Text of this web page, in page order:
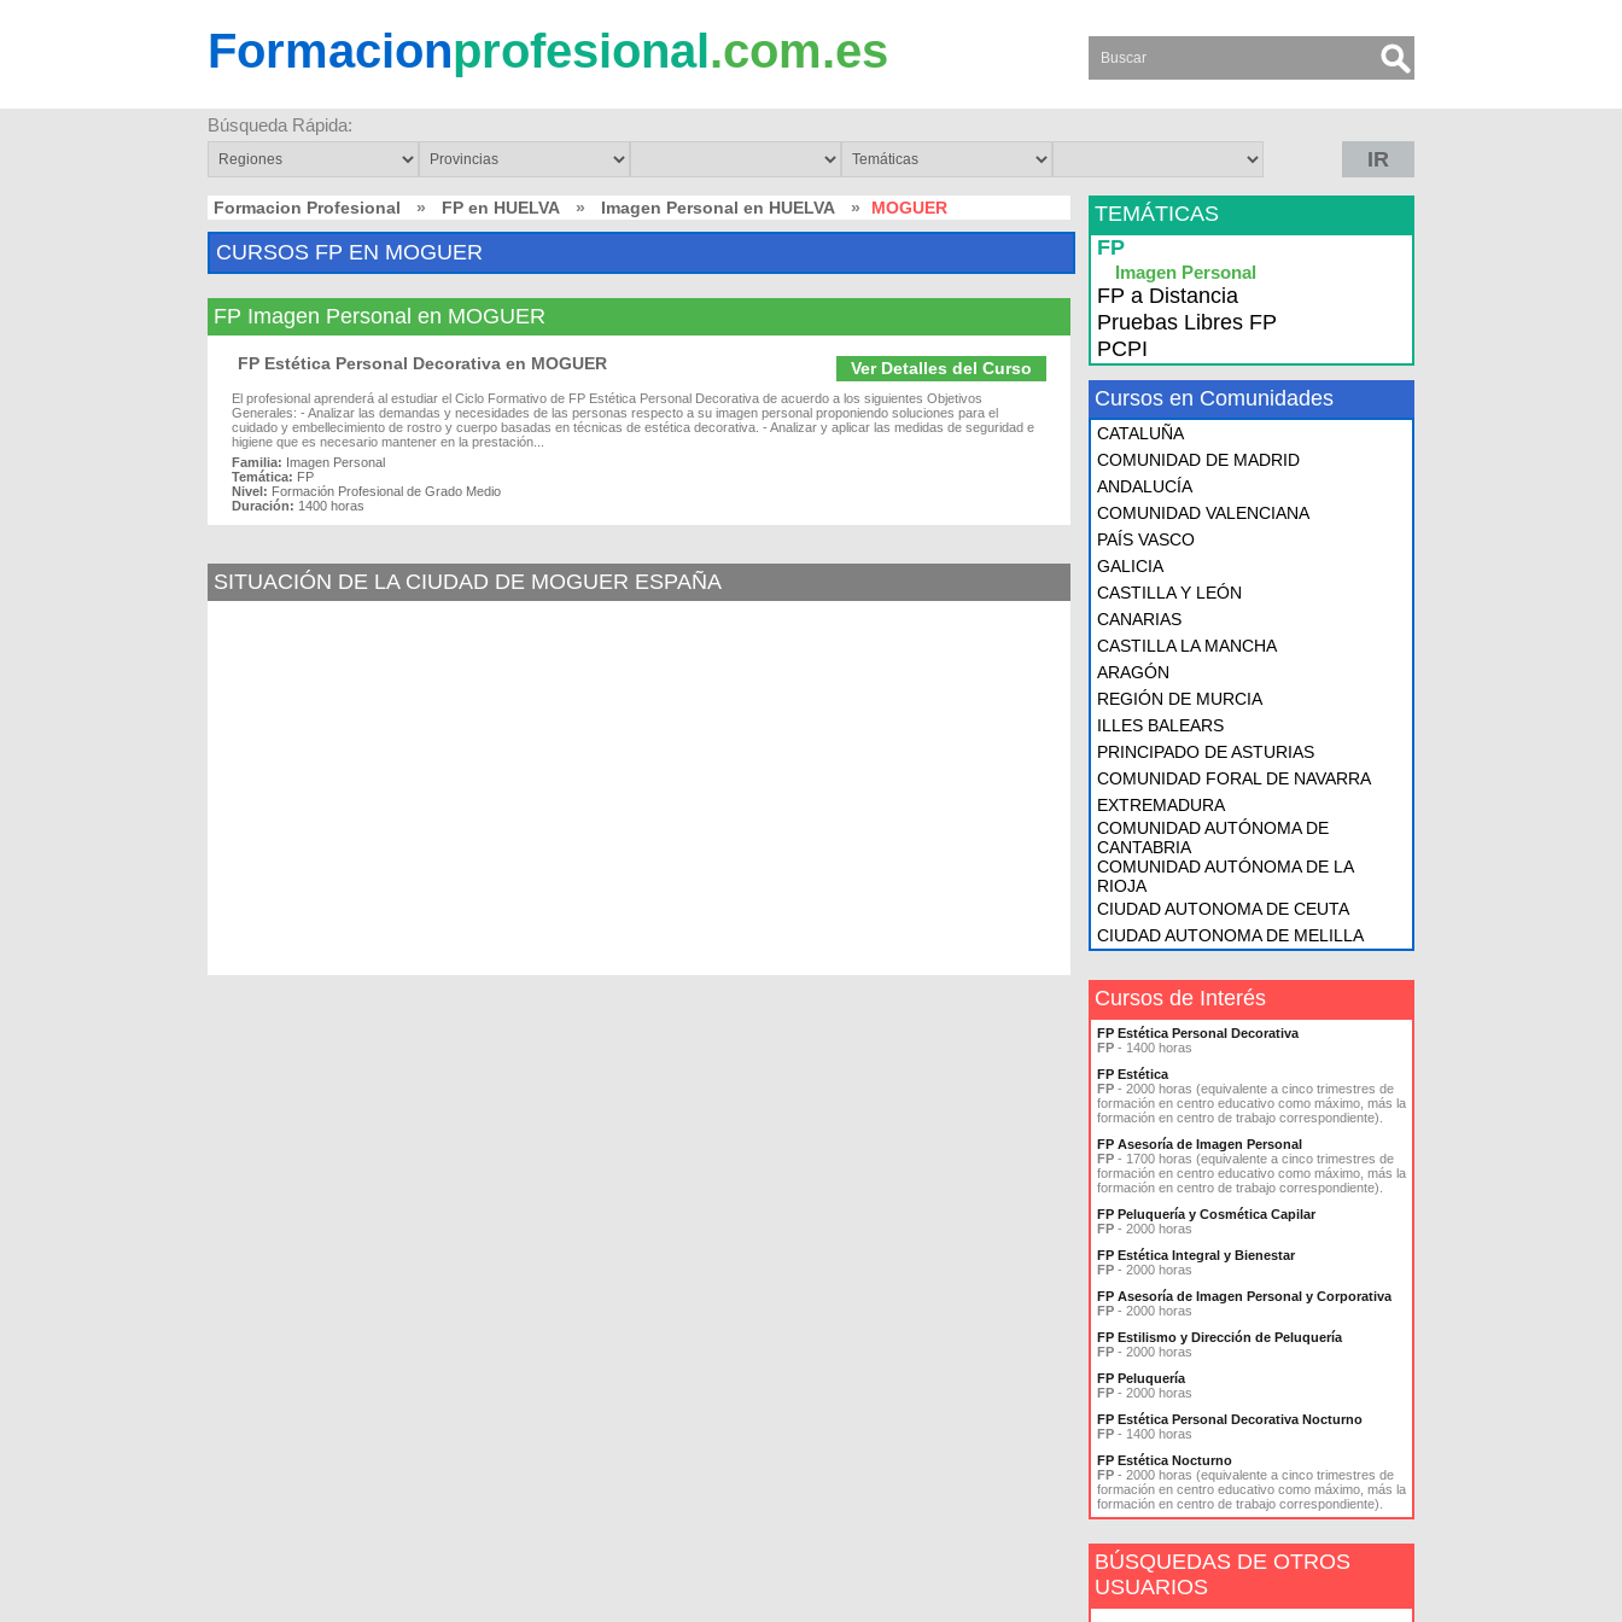
Formacionprofesional.com.es
Búsqueda Rápida:
IR
Formacion Profesional » FP en HUELVA » Imagen Personal en HUELVA » MOGUER
CURSOS FP EN MOGUER
FP Imagen Personal en MOGUER
Ver Detalles del Curso
FP Estética Personal Decorativa en MOGUER
El profesional aprenderá al estudiar el Ciclo Formativo de FP Estética Personal Decorativa de acuerdo a los siguientes Objetivos
Generales: - Analizar las demandas y necesidades de las personas respecto a su imagen personal proponiendo soluciones para el
cuidado y embellecimiento de rostro y cuerpo basadas en técnicas de estética decorativa. - Analizar y aplicar las medidas de seguridad e
higiene que es necesario mantener en la prestación...
Familia: Imagen Personal
Temática: FP
Nivel: Formación Profesional de Grado Medio
Duración: 1400 horas
SITUACIÓN DE LA CIUDAD DE MOGUER ESPAÑA
TEMÁTICAS
FP
Imagen Personal
FP a Distancia
Pruebas Libres FP
PCPI
Cursos en Comunidades
CATALUÑA
COMUNIDAD DE MADRID
ANDALUCÍA
COMUNIDAD VALENCIANA
PAÍS VASCO
GALICIA
CASTILLA Y LEÓN
CANARIAS
CASTILLA LA MANCHA
ARAGÓN
REGIÓN DE MURCIA
ILLES BALEARS
PRINCIPADO DE ASTURIAS
COMUNIDAD FORAL DE NAVARRA
EXTREMADURA
COMUNIDAD AUTÓNOMA DE
CANTABRIA
COMUNIDAD AUTÓNOMA DE LA
RIOJA
CIUDAD AUTONOMA DE CEUTA
CIUDAD AUTONOMA DE MELILLA
Cursos de Interés
FP Estética Personal Decorativa
FP - 1400 horas
FP Estética
FP - 2000 horas (equivalente a cinco trimestres de
formación en centro educativo como máximo, más la
formación en centro de trabajo correspondiente).
FP Asesoría de Imagen Personal
FP - 1700 horas (equivalente a cinco trimestres de
formación en centro educativo como máximo, más la
formación en centro de trabajo correspondiente).
FP Peluquería y Cosmética Capilar
FP - 2000 horas
FP Estética Integral y Bienestar
FP - 2000 horas
FP Asesoría de Imagen Personal y Corporativa
FP - 2000 horas
FP Estilismo y Dirección de Peluquería
FP - 2000 horas
FP Peluquería
FP - 2000 horas
FP Estética Personal Decorativa Nocturno
FP - 1400 horas
FP Estética Nocturno
FP - 2000 horas (equivalente a cinco trimestres de
formación en centro educativo como máximo, más la
formación en centro de trabajo correspondiente).
BÚSQUEDAS DE OTROS
USUARIOS